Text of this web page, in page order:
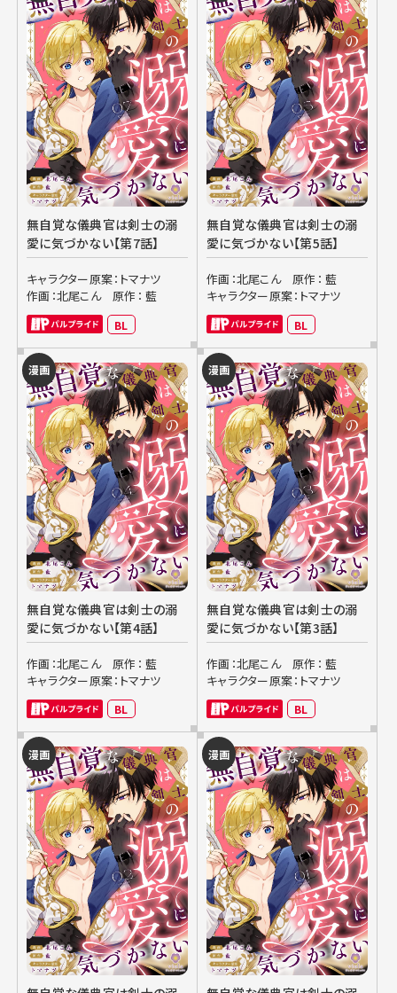
無自覚な儀典官は剣士の溺
愛に気づかない【第7話】
キャラクター原案：トマナツ
作画：北尾こん
原作： 藍
BL
無自覚な儀典官は剣士の溺
愛に気づかない【第5話】
作画：北尾こん
原作： 藍
キャラクター原案：トマナツ
BL
漫画
無自覚な儀典官は剣士の溺
愛に気づかない【第4話】
作画：北尾こん
原作： 藍
キャラクター原案：トマナツ
BL
漫画
無自覚な儀典官は剣士の溺
愛に気づかない【第3話】
作画：北尾こん
原作： 藍
キャラクター原案：トマナツ
BL
漫画 漫画